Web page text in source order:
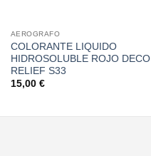
AEROGRAFO
COLORANTE LIQUIDO
HIDROSOLUBLE ROJO DECO
RELIEF S33
15,00 €